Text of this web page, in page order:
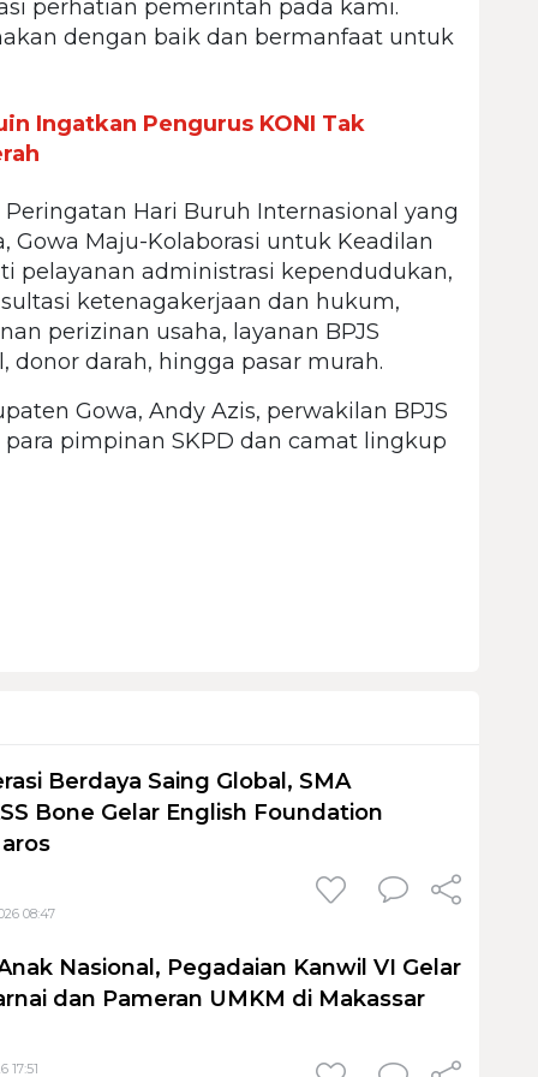
perhatian pemerintah pada kami.
dengan baik dan bermanfaat untuk
Ingatkan Pengurus KONI Tak
Hari Buruh Internasional yang
Gowa Maju-Kolaborasi untuk Keadilan
pelayanan administrasi kependudukan,
ketenagakerjaan dan hukum,
perizinan usaha, layanan BPJS
donor darah, hingga pasar murah.
Gowa, Andy Azis, perwakilan BPJS
para pimpinan SKPD dan camat lingkup
Berdaya Saing Global, SMA
Bone Gelar English Foundation
08:47
Nasional, Pegadaian Kanwil VI Gelar
dan Pameran UMKM di Makassar
17:51